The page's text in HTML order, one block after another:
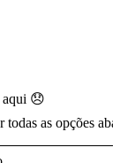
aqui 😞
todas as opções